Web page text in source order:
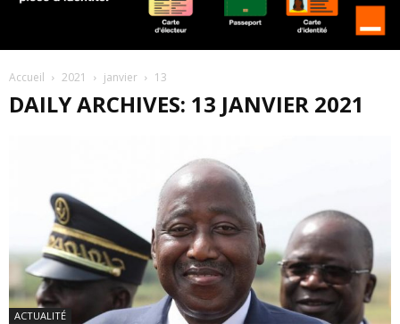
Accueil 2021 janvier 13
DAILY ARCHIVES: 13 JANVIER 2021
ACTUALITÉ